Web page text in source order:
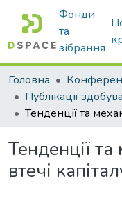
Фонди
та
зібрання
Головна
Тенденції та
втечі